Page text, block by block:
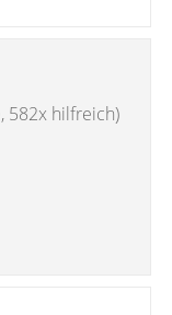
582x hilfreich)